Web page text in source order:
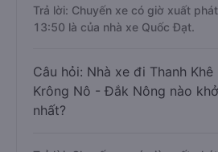
Trả lời: Chuyến xe có giờ xuất
13:50 là của nhà xe Quốc Đạt.
Câu hỏi: Nhà xe đi Thanh
Krông Nô - Đắk Nông nào
nhất?